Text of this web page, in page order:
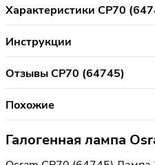
Характеристики CP70
Инструкции
Отзывы CP70 (64745)
Похожие
Галогенная лампа